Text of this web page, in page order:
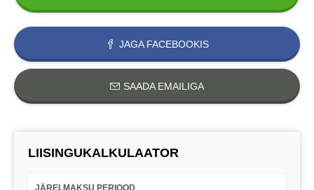
JAGA FACEBOOKIS
SAADA EMAILIGA
LIISINGUKALKULAATOR
JÄRELMAKSU PERIOOD